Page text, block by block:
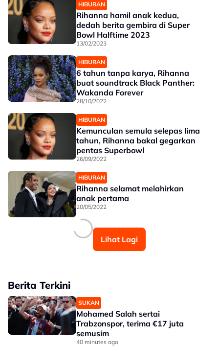
HIBURAN
Rihanna hamil anak kedua,
dedah berita gembira di Super
Bowl Halftime 2023
13/02/2023
HIBURAN
6 tahun tanpa karya, Rihanna
buat soundtrack Black Panther:
Wakanda Forever
28/10/2022
HIBURAN
Kemunculan semula selepas lima
tahun, Rihanna bakal gegarkan
pentas Superbowl
26/09/2022
HIBURAN
Rihanna selamat melahirkan
anak pertama
20/05/2022
Lihat Lagi
Berita Terkini
SUKAN
Mohamed Salah sertai
Trabzonspor, terima €17 juta
semusim
40 minutes ago